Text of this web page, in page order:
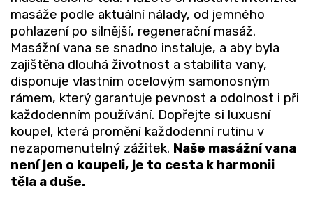
masáže podle aktuální nálady, od jemného
pohlazení po silnější, regenerační masáž.
Masážní vana se snadno instaluje, a aby byla
zajištěna dlouhá životnost a stabilita vany,
disponuje vlastním ocelovým samonosným
rámem, který garantuje pevnost a odolnost i při
každodenním používání. Dopřejte si luxusní
koupel, která promění každodenní rutinu v
nezapomenutelný zážitek. Naše masážní vana
není jen o koupeli, je to cesta k harmonii
těla a duše.